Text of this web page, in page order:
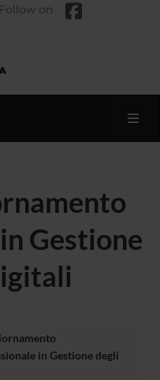
Follow on
Gestione
in Gestione degli